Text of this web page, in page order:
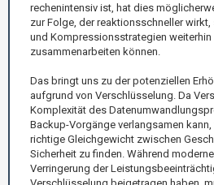
rechenintensiv ist, hat dies
zur Folge, der reaktionsschneller
und Kompressionsstrategien weiterhin
zusammenarbeiten können.
Das bringt uns zu der potenziellen
aufgrund von Verschlüsselung. Da
Komplexität des
Backup-Vorgänge verlangsamen
richtige Gleichgewicht zwischen
Sicherheit zu finden. Während
Verringerung der